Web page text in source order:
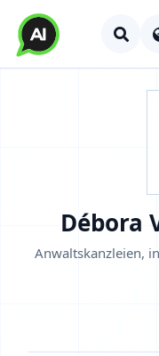
Débora
Anwaltskanzleien,